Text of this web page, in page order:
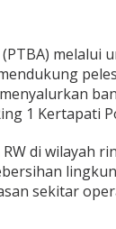
melalui
1 Kertapati
di wilayah
sekitar